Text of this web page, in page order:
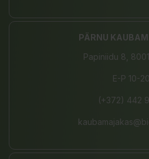
PÄRNU
Papiniidu 8,
E-P 10-20
(+372) 442